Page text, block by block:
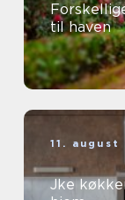
til haven
11. august
Jke